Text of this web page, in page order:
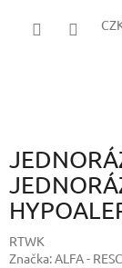
RTWK
Značka:ALFA -